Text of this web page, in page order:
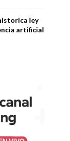
ley
artificial